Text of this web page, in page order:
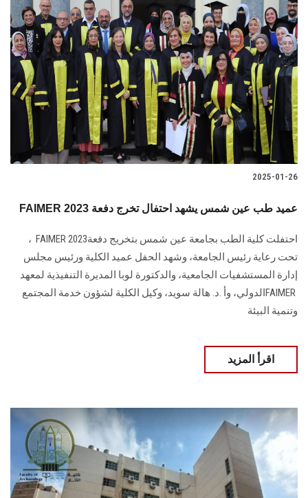
2025-01-26
FAIMER 2023 عميد طب عين شمس يشهد احتفال تخرج دفعة
احتفلت كلية الطب بجامعة عين شمس بتخريج دفعة‎ FAIMER 2023‎‏ ،
تحت رعاية رئيس ‏الجامعة، وشهد الحفل عميد الكلية ورئيس مجلس
FAIMER ‎الدولي، وأ .د. هالة سويد، وكيل ‏الكلية لشؤون خدمة المجتمع
‏وتنمية البيئة
اقرأ المزيد